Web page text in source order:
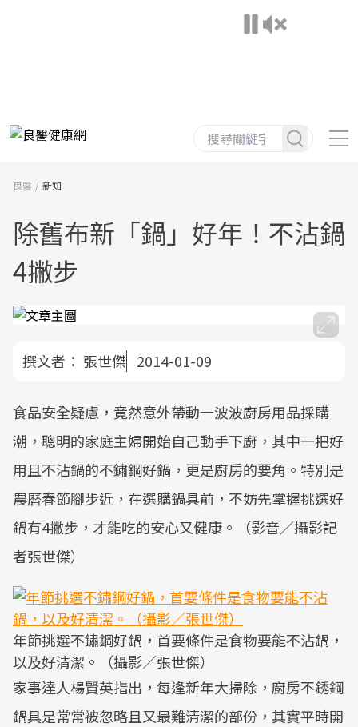
良醫 新知
除舊布新「鍋」好年！不沾鍋
4撇步
撰文者： 張世傑 2014-01-09
食品安全疑慮，竟然意外帶動一波波廚房用品採購
潮，聰明的家庭主婦開始自己動手下廚，其中一把好
用且不沾鍋的不鏽鋼好鍋，更是廚房的要角。特別是
農曆春節腳步近，在選購鍋具前，不妨先掌握挑選好
鍋有4撇步，才能吃的安心又健康。（影音／攝影記
者張世傑）
年節挑選不鏽鋼好鍋，首要條件是食物要能不沾鍋，
以及好清潔。（攝影／張世傑）
家事達人楊賢英指出，每逢新年大掃除，廚房不銹鋼
鍋具是常常被忽略且又最難清潔的部份，其實平時開